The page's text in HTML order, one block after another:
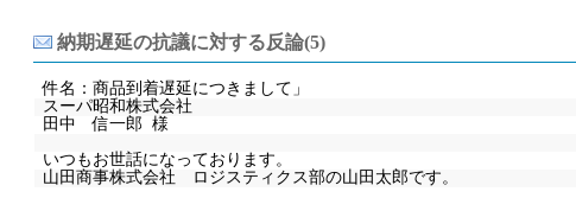
納期遅延の抗議に対する反論(5)
件名：商品到着遅延につきまして」
スーパ昭和株式会社
田中 信一郎 様
いつもお世話になっております。
山田商事株式会社 ロジスティクス部の山田太郎です。